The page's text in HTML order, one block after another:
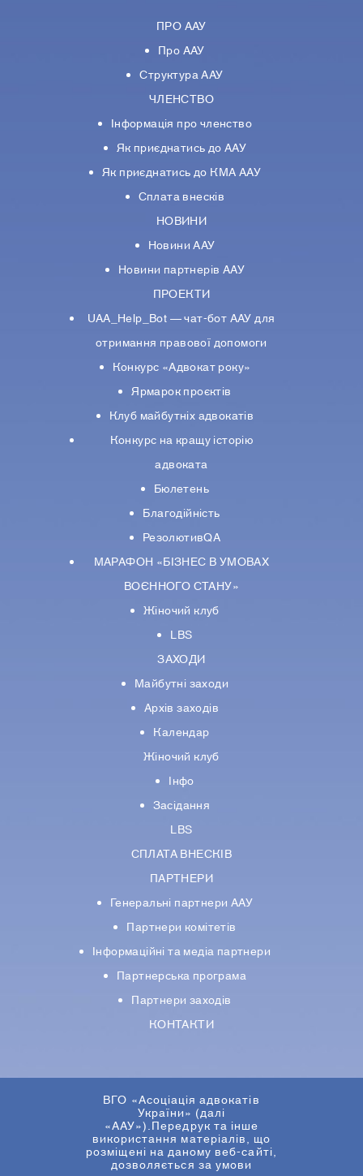
ПРО ААУ
Про ААУ
Структура ААУ
ЧЛЕНСТВО
Інформація про членство
Як приєднатись до ААУ
Як приєднатись до КМА ААУ
Сплата внесків
НОВИНИ
Новини ААУ
Новини партнерiв ААУ
ПРОЕКТИ
UAA_Help_Bot — чат-бот ААУ для
отримання правової допомоги
Конкурс «Адвокат року»
Ярмарок проєктів
Клуб майбутніх адвокатів
Конкурс на кращу історію
адвоката
Бюлетень
Благодійність
РезолютивQA
МАРАФОН «БІЗНЕС В УМОВАХ
ВОЄННОГО СТАНУ»
Жіночий клуб
LBS
ЗАХОДИ
Майбутні заходи
Архів заходів
Календар
Жіночий клуб
Інфо
Засідання
LBS
СПЛАТА ВНЕСКІВ
ПАРТНЕРИ
Генеральні партнери ААУ
Партнери комiтетiв
Iнформацiйнi та медіа партнери
Партнерська програма
Партнери заходів
КОНТАКТИ
ВГО «Асоціація адвокатів
України» (далі
«ААУ»).Передрук та інше
використання матеріалів, що
розміщені на даному веб-сайті,
дозволяється за умови